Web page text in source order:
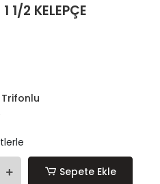
1/2 KELEPÇE
Sepete Ekle